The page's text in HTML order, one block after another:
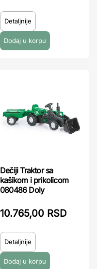
Detaljnije
Dečiji Traktor sa
kašikom i prikolicom
080486 Doly
10.765,00 RSD
Detaljnije